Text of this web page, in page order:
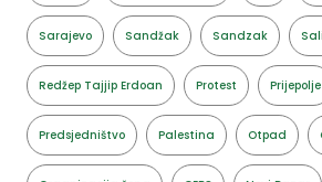
Sarajevo Sandžak Sandzak
Redžep Tajjip Erdoan Protest Prijepolje
Predsjedništvo Palestina Otpad